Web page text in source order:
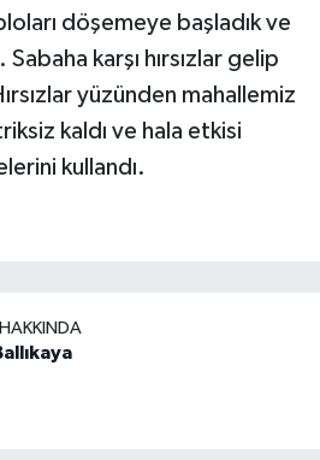
döşemeye başladık ve
karşı hırsızlar gelip
yüzünden mahallemiz
kaldı ve hala etkisi
kullandı.